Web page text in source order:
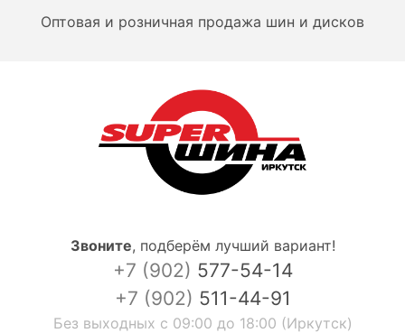
Оптовая и розничная продажа шин и дисков
Звоните, подберём лучший вариант!
+7 (902) 577-54-14
+7 (902) 511-44-91
Без выходных с 09:00 до 18:00 (Иркутск)